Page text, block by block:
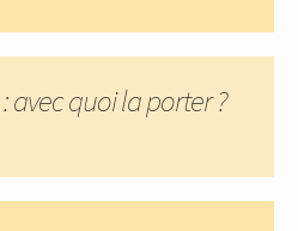
: avec quoi la porter ?